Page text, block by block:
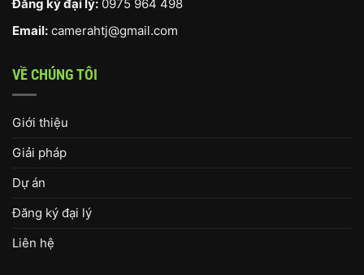
Đăng ký đại lý: 0975 964 498
Email: camerahtj@gmail.com
VỀ CHÚNG TÔI
Giới thiệu
Giải pháp
Dự án
Đăng ký đại lý
Liên hệ